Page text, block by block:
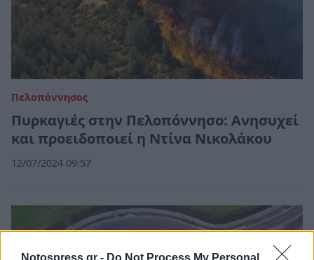
Notospress.gr - Do Not Process My Personal
Πελοπόννησος
Πυρκαγιές στην Πελοπόννησο: Ανησυχεί
και προειδοποιεί η Ντίνα Νικολάκου
12/07/2024 09:57